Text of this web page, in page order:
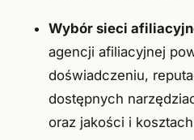
Wybór sieci
agencji afiliacyjnej
doświadczeniu,
dostępnych
oraz jakości i